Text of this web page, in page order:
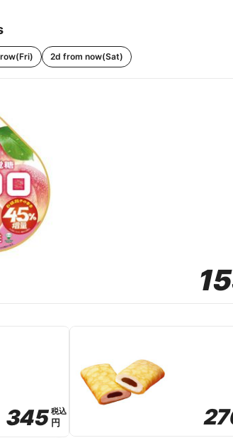
2d from now(Sat)
345
345税込
税込
円
円